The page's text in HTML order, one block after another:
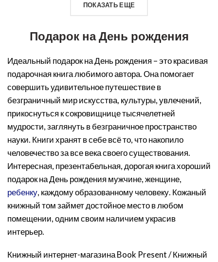
ПОКАЗАТЬ ЕЩЕ
Подарок на День рождения
Идеальный подарок на День рождения – это красивая
подарочная книга любимого автора. Она помогает
совершить удивительное путешествие в
безграничный мир искусства, культуры, увлечений,
прикоснуться к сокровищнице тысячелетней
мудрости, заглянуть в безграничное пространство
науки. Книги хранят в себе всё то, что накопило
человечество за все века своего существования.
Интересная, презентабельная, дорогая книга хороший
подарок на День рождения мужчине, женщине,
ребенку, каждому образованному человеку. Кожаный
книжный том займет достойное место в любом
помещении, одним своим наличием украсив
интерьер.
Книжный интернет-магазина Book Present / Книжный